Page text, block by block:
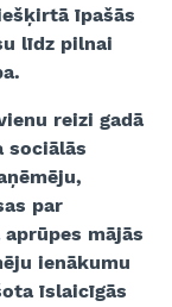
īpašās
līdz pilnai
reizi gadā
sociālās
par
mājās
ienākumu
īslaicīgās